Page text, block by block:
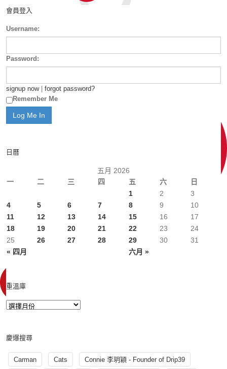
會員登入
Username:
Password:
signup now| forgot password?
Remember Me
日曆
五月 2026
一
二 三 四 五 六 日
« 四月 六月 »
1 2
3
4
5 6 7 8 9
10
11
12 13 14 15 16
17
18
19 20 21 22 23
24
25
26 27 28 29 30 31
重溫庫
慶爆搜尋
Carman Cats Connie 李玥穎 - Founder of Drip39